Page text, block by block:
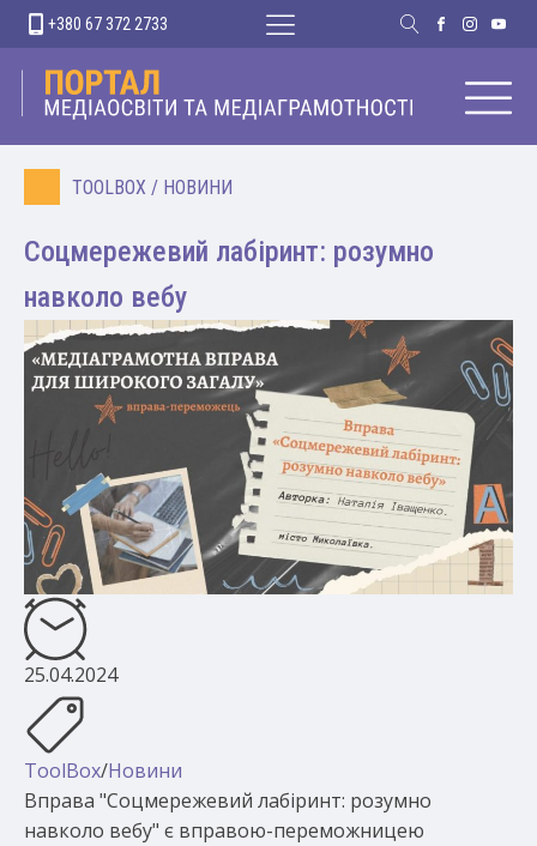
+380 67 372 2733
TOOLBOX / НОВИНИ
Соцмережевий лабіринт: розумно
навколо вебу
25.04.2024
ToolBox/Новини
Вправа "Соцмережевий лабіринт: розумно
навколо вебу" є вправою-переможницею